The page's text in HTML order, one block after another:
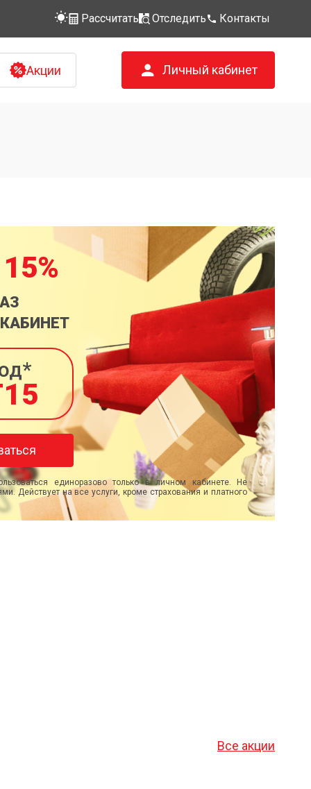
Рассчитать Отследить Контакты
Акции Личный кабинет
единоразово только в личном кабинете. Не
Действует на все услуги, кроме страхования и платного
Все акции